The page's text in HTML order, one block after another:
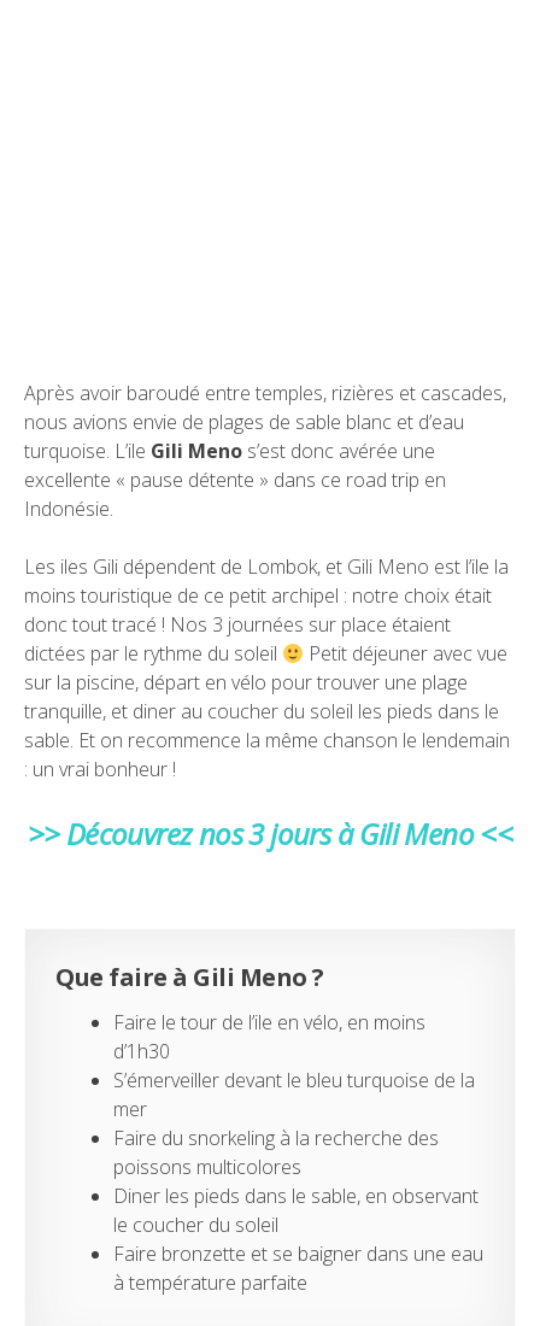
Après avoir baroudé entre temples, rizières et cascades,
nous avions envie de plages de sable blanc et d’eau
turquoise. L’ile Gili Meno s’est donc avérée une
excellente « pause détente » dans ce road trip en
Indonésie.
Les iles Gili dépendent de Lombok, et Gili Meno est l’ile la
moins touristique de ce petit archipel : notre choix était
donc tout tracé ! Nos 3 journées sur place étaient
dictées par le rythme du soleil
Petit déjeuner avec vue
sur la piscine, départ en vélo pour trouver une plage
tranquille, et diner au coucher du soleil les pieds dans le
sable. Et on recommence la même chanson le lendemain
: un vrai bonheur !
>> Découvrez nos 3 jours à Gili Meno <<
Que faire à Gili Meno ?
Faire le tour de l’ile en vélo, en moins
d’1h30
S’émerveiller devant le bleu turquoise de la
mer
Faire du snorkeling à la recherche des
poissons multicolores
Diner les pieds dans le sable, en observant
le coucher du soleil
Faire bronzette et se baigner dans une eau
à température parfaite